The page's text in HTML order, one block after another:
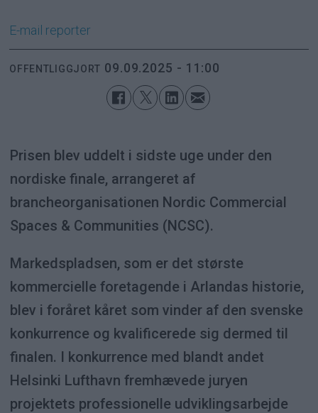
E-mail reporter
OFFENTLIGGJORT 09.09.2025 - 11:00
Prisen blev uddelt i sidste uge under den
nordiske finale, arrangeret af
brancheorganisationen Nordic Commercial
Spaces & Communities (NCSC).
Markedspladsen, som er det største
kommercielle foretagende i Arlandas historie,
blev i foråret kåret som vinder af den svenske
konkurrence og kvalificerede sig dermed til
finalen. I konkurrence med blandt andet
Helsinki Lufthavn fremhævede juryen
projektets professionelle udviklingsarbejde